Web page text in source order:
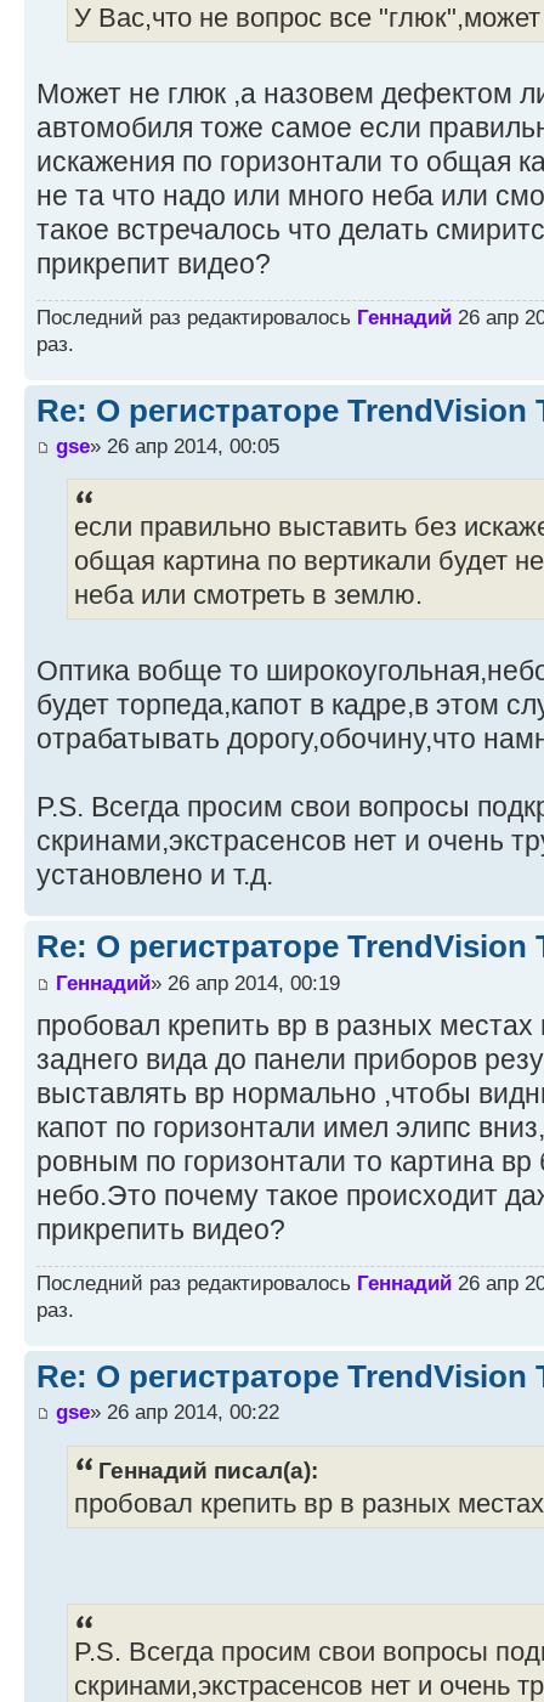
У Вас,что не вопрос все
Может не глюк ,а назовем дефектом
автомобиля тоже самое если
искажения по горизонтали то общая
не та что надо или много неба или
такое встречалось что делать
прикрепит видео?
Последний раз редактировалось Геннадий 26 апр
раз.
Re: О регистраторе TrendVision
gse» 26 апр 2014, 00:05
если правильно выставить без
общая картина по вертикали будет
неба или смотреть в землю.
Оптика вобще то
будет торпеда,капот в кадре,в этом
отрабатывать дорогу,обочину,что
P.S. Всегда просим свои вопросы
скринами,экстрасенсов нет и очень
установлено и т.д.
Re: О регистраторе TrendVision
Геннадий» 26 апр 2014, 00:19
пробовал крепить вр в разных
заднего вида до панели приборов
выставлять вр нормально ,чтобы
капот по горизонтали имел элипс
ровным по горизонтали то картина
небо.Это почему такое происходит
прикрепить видео?
Последний раз редактировалось Геннадий 26 апр
раз.
Re: О регистраторе TrendVision
gse» 26 апр 2014, 00:22
Геннадий писал(а):
пробовал крепить вр в разных местах
P.S. Всегда просим свои вопросы
скринами,экстрасенсов нет и очень